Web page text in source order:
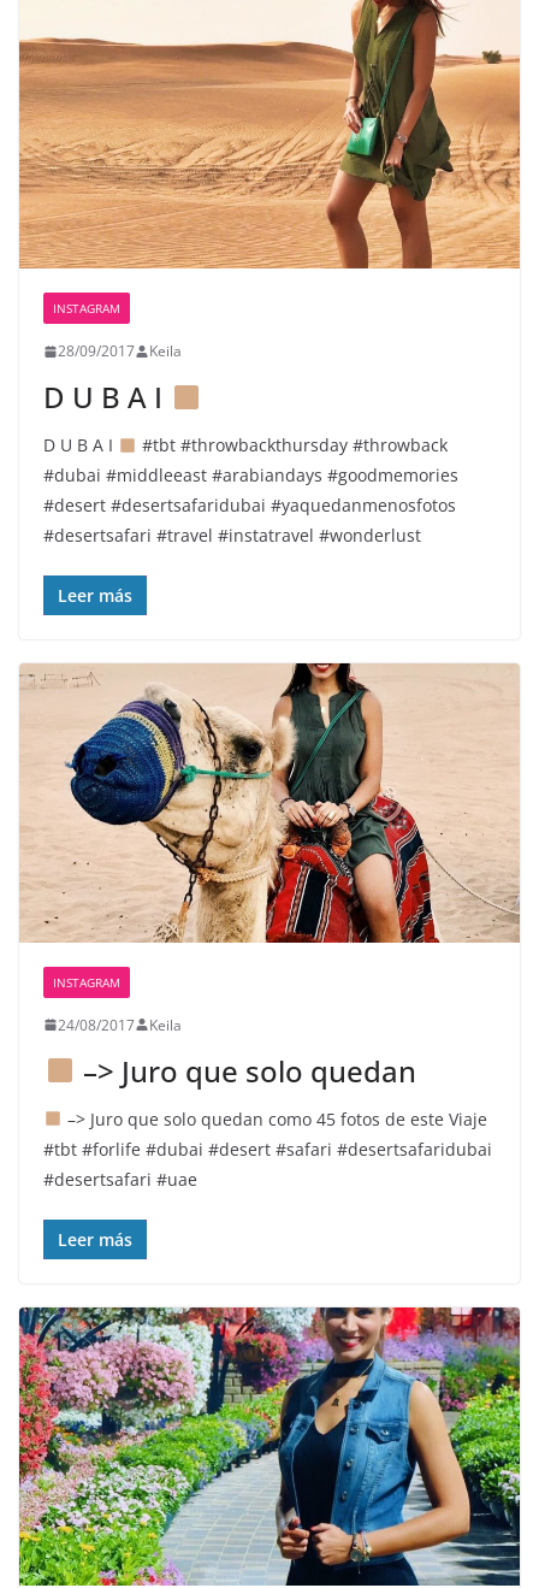
INSTAGRAM
28/09/2017 Keila
D U B A I
D U B A I
#tbt #throwbackthursday #throwback
#dubai #middleeast #arabiandays #goodmemories
#desert #desertsafaridubai #yaquedanmenosfotos
#desertsafari #travel #instatravel #wonderlust
Leer más
INSTAGRAM
24/08/2017 Keila
–> Juro que solo quedan
–> Juro que solo quedan como 45 fotos de este Viaje
#tbt #forlife #dubai #desert #safari #desertsafaridubai
#desertsafari #uae
Leer más